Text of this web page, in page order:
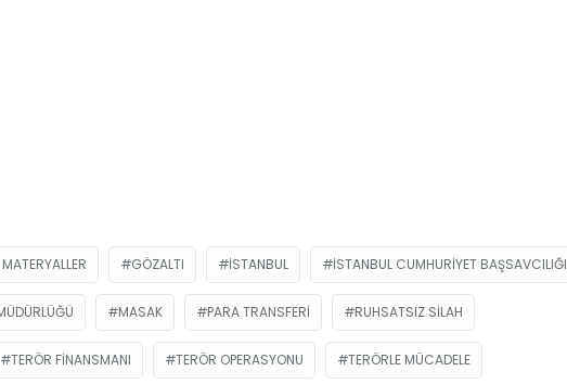
GÖZALTI ISTANBUL İSTANBUL CUMHURIYET BAŞSAVCILIĞI
MASAK PARA TRANSFERI RUHSATSIZ SILAH
TERÖR FINANSMANI TERÖR OPERASYONU TERÖRLE MÜCADELE